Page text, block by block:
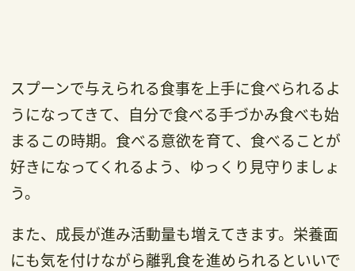
スプーンで与えられる食事を上手に食べられるよ
うになってきて、自分で食べる手づかみ食べも始
まるこの時期。食べる意欲を育て、食べることが
好きになってくれるよう、ゆっくり見守りましょ
う。
また、成長が進み活動量も増えてきます。栄養面
にも気を付けながら離乳食を進められるといいで